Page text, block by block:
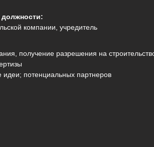
компании, учредитель
получение разрешения на
идеи; потенциальных партнеров